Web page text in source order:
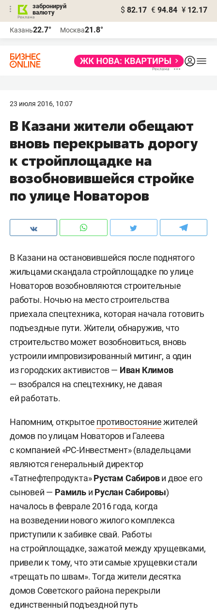
забронируй
валюту
$ 82.17 € 94.84 ¥ 12.17
Казань22.7° Москва21.8°
23 июля 2016, 10:07
В Казани жители обещают
вновь перекрывать дорогу
к стройплощадке на
возобновившейся стройке
по улице Новаторов
В Казани на остановившейся после поднятого
жильцами скандала стройплощадке по улице
Новаторов возобновляются строительные
работы. Ночью на место строительства
приехала спецтехника, которая начала готовить
подъездные пути. Жители, обнаружив, что
строительство может возобновиться, вновь
устроили импровизированный митинг, а один
из городских активистов — Иван Климов
— взобрался на спецтехнику, не давая
ей работать.
Напомним, открытое противостояниежителей
домов по улицам Новаторов и Галеева
с компанией «РС-Инвестмент» (владельцами
являются генеральный директор
«Татнефтепродукта»Рустам Сабирови двое его
сыновей — Рамильи Руслан Сабировы)
началось в феврале 2016 года, когда
на возведении нового жилого комплекса
приступили к забивке свай. Работы
на стройплощадке, зажатой между хрущевками,
привели к тому, что эти самые хрущевки стали
«трещать по швам». Тогда жители десятка
домов Советского района перекрыли
единственный подъездной путь